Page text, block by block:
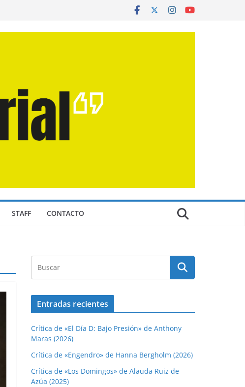
STAFF CONTACTO
Entradas recientes
Crítica de «El Día D: Bajo Presión» de Anthony
Maras (2026)
Crítica de «Engendro» de Hanna Bergholm (2026)
Crítica de «Los Domingos» de Alauda Ruiz de
Azúa (2025)